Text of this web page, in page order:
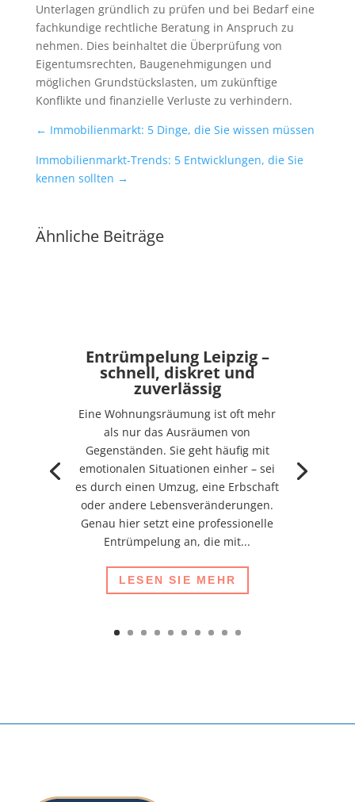
Unterlagen gründlich zu prüfen und bei Bedarf eine
fachkundige rechtliche Beratung in Anspruch zu
nehmen. Dies beinhaltet die Überprüfung von
Eigentumsrechten, Baugenehmigungen und
möglichen Grundstückslasten, um zukünftige
Konflikte und finanzielle Verluste zu verhindern.
← Immobilienmarkt: 5 Dinge, die Sie wissen müssen
Immobilienmarkt-Trends: 5 Entwicklungen, die Sie
kennen sollten →
Ähnliche Beiträge
Entrümpelung Leipzig –
schnell, diskret und
zuverlässig
Eine Wohnungsräumung ist oft mehr
als nur das Ausräumen von
Gegenständen. Sie geht häufig mit
emotionalen Situationen einher – sei
es durch einen Umzug, eine Erbschaft
oder andere Lebensveränderungen.
Genau hier setzt eine professionelle
Entrümpelung an, die mit...
LESEN SIE MEHR